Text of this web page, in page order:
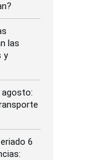
las
y
agosto:
6